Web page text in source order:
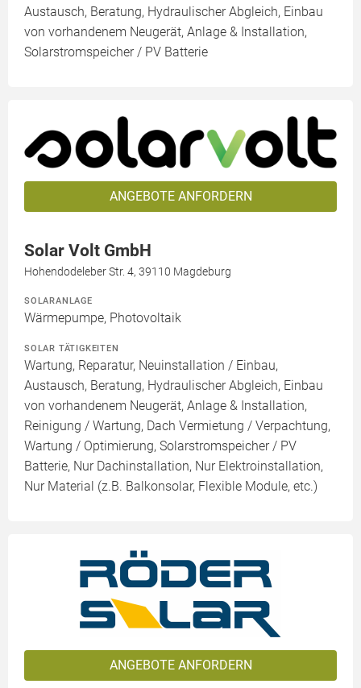
Austausch, Beratung, Hydraulischer Abgleich, Einbau
von vorhandenem Neugerät, Anlage & Installation,
Solarstromspeicher / PV Batterie
ANGEBOTE ANFORDERN
Solar Volt GmbH
Hohendodeleber Str. 4, 39110 Magdeburg
SOLARANLAGE
Wärmepumpe, Photovoltaik
SOLAR TÄTIGKEITEN
Wartung, Reparatur, Neuinstallation / Einbau,
Austausch, Beratung, Hydraulischer Abgleich, Einbau
von vorhandenem Neugerät, Anlage & Installation,
Reinigung / Wartung, Dach Vermietung / Verpachtung,
Wartung / Optimierung, Solarstromspeicher / PV
Batterie, Nur Dachinstallation, Nur Elektroinstallation,
Nur Material (z.B. Balkonsolar, Flexible Module, etc.)
ANGEBOTE ANFORDERN